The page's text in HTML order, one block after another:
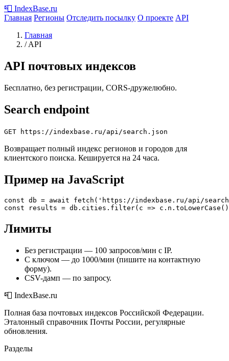
📮 IndexBase.ru
Главная Регионы Отследить посылку О проекте API
Главная
/ API
API почтовых индексов
Бесплатно, без регистрации, CORS-дружелюбно.
Search endpoint
GET https://indexbase.ru/api/search.json
Возвращает полный индекс регионов и городов для
клиентского поиска. Кешируется на 24 часа.
Пример на JavaScript
const db = await fetch('https://indexbase.ru/api/
const results = db.cities.filter(c =>
Лимиты
Без регистрации — 100 запросов/мин с IP.
С ключом — до 1000/мин (пишите на контактную
форму).
CSV-дамп — по запросу.
📮 IndexBase.ru
Полная база почтовых индексов Российской Федерации.
Эталонный справочник Почты России, регулярные
обновления.
Разделы